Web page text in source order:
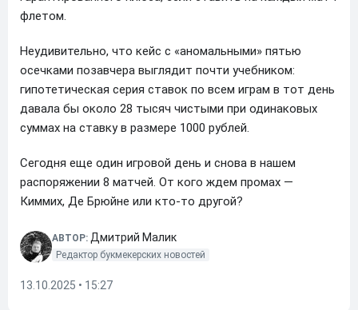
флетом.
Неудивительно, что кейс с «аномальными» пятью
осечками позавчера выглядит почти учебником:
гипотетическая серия ставок по всем играм в тот день
давала бы около 28 тысяч чистыми при одинаковых
суммах на ставку в размере 1000 рублей.
Сегодня еще один игровой день и снова в нашем
распоряжении 8 матчей. От кого ждем промах —
Киммих, Де Брюйне или кто-то другой?
АВТОР: Дмитрий Малик
Редактор букмекерских новостей
13.10.2025 • 15:27